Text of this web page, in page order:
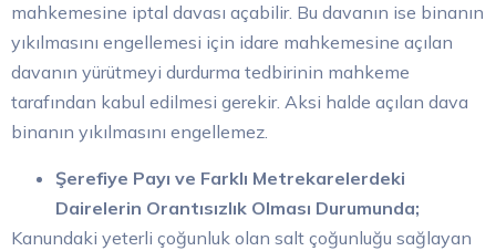
mahkemesine iptal davası açabilir. Bu davanın ise binanın
yıkılmasını engellemesi için idare mahkemesine açılan
davanın yürütmeyi durdurma tedbirinin mahkeme
tarafından kabul edilmesi gerekir. Aksi halde açılan dava
binanın yıkılmasını engellemez.
Şerefiye Payı ve Farklı Metrekarelerdeki
Dairelerin Orantısızlık Olması Durumunda;
Kanundaki yeterli çoğunluk olan salt çoğunluğu sağlayan